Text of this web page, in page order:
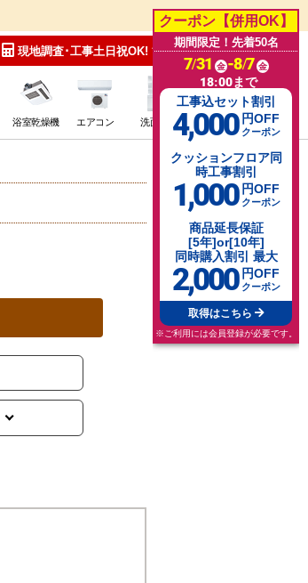
現地調査･工事土日祝OK! 無料見積
浴室乾燥機 エアコン 洗面台 その他･特価
クーポン【併用OK】
期間限定！先着50名
7/31 金 -8/7 金
18:00まで
工事込セット割引
4,000 円OFF
クーポン
クッションフロア同
時工事割引
1,000 円OFF
クーポン
商品延長保証
[5年]or[10年]
同時購入割引 最大
2,000 円OFF
クーポン
取得はこちら
※ご利用には会員登録が必要です。